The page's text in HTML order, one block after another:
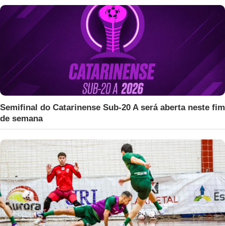
Semifinal do Catarinense Sub-20 A será aberta neste fim
de semana